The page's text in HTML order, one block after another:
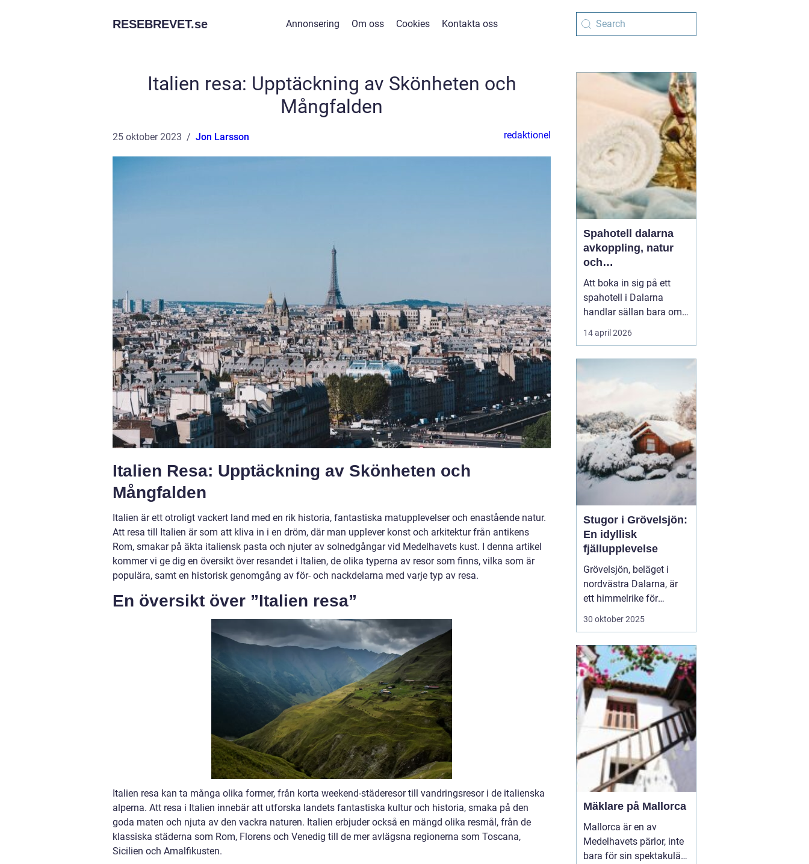
RESEBREVET.se Annonsering Om oss Cookies Kontakta oss
Italien resa: Upptäckning av Skönheten och
Mångfalden
25 oktober 2023 Jon Larsson redaktionel
Italien Resa: Upptäckning av Skönheten och
Mångfalden
Italien är ett otroligt vackert land med en rik historia, fantastiska matupplevelser och enastående natur.
Att resa till Italien är som att kliva in i en dröm, där man upplever konst och arkitektur från antikens
Rom, smakar på äkta italiensk pasta och njuter av solnedgångar vid Medelhavets kust. I denna artikel
kommer vi ge dig en översikt över resandet i Italien, de olika typerna av resor som finns, vilka som är
populära, samt en historisk genomgång av för- och nackdelarna med varje typ av resa.
En översikt över ”Italien resa”
Italien resa kan ta många olika former, från korta weekend-städeresor till vandringsresor i de italienska
alperna. Att resa i Italien innebär att utforska landets fantastiska kultur och historia, smaka på den
goda maten och njuta av den vackra naturen. Italien erbjuder också en mängd olika resmål, från de
klassiska städerna som Rom, Florens och Venedig till de mer avlägsna regionerna som Toscana,
Sicilien och Amalfikusten.
Spahotell dalarna
avkoppling, natur
och
smakupplevelser i
hjärtat av
landskapet
Att boka in sig på ett
spahotell i Dalarna
handlar sällan bara om
ett varmt bad och en
skön massage. För
tillbaka till lugnet och
samtidigt njuta av mat,
natur och kultur i en av
Sveriges mest
stämnings...
14 april 2026
Stugor i Grövelsjön:
En idyllisk
fjällupplevelse
Grövelsjön, beläget i
nordvästra Dalarna, är
ett himmelrike för
friluftsälskare och
spektakulära fjällmiljö
och rikliga utbud av
aktivite...
30 oktober 2025
Mäklare på Mallorca
Mallorca är en av
Medelhavets pärlor, inte
bara för sin spektakulära